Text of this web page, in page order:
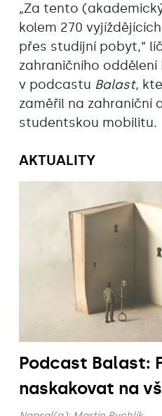
„Za tento
kolem 270
přes studijní pobyt,“
zahraničního
v podcastu Balast,
zaměřil na zahraniční
studentskou mobilitu.
AKTUALITY
Podcast Balast:
naskakovat na